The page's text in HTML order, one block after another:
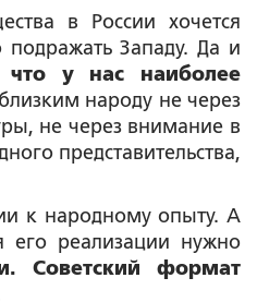
в России хочется
подражать Западу. Да и
что у нас наиболее
народу не через
не через внимание в
представительства,
к народному опыту. А
его реализации нужно
Советский формат